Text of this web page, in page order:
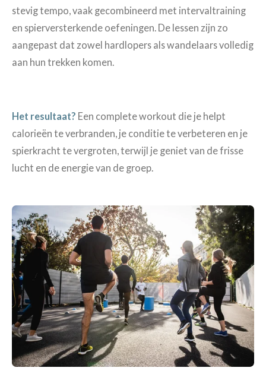
stevig tempo, vaak gecombineerd met intervaltraining
en spierversterkende oefeningen. De lessen zijn zo
aangepast dat zowel hardlopers als wandelaars volledig
aan hun trekken komen.
Het resultaat? Een complete workout die je helpt
calorieën te verbranden, je conditie te verbeteren en je
spierkracht te vergroten, terwijl je geniet van de frisse
lucht en de energie van de groep.